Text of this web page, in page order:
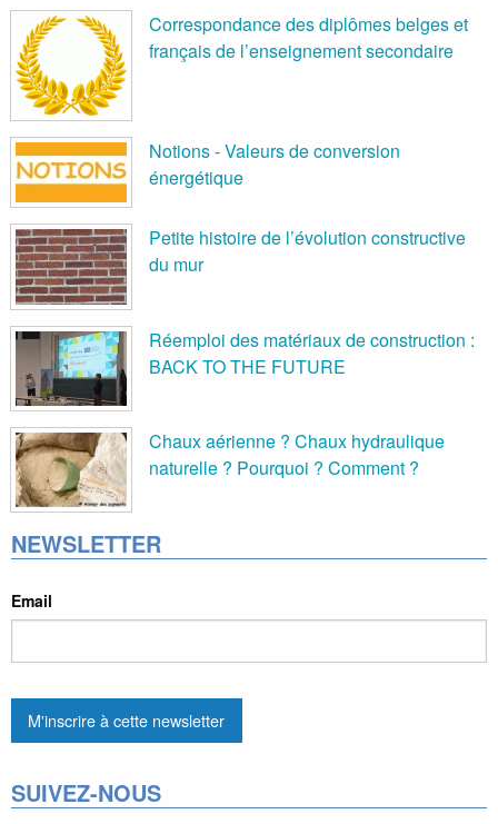
Correspondance des diplômes belges et
français de l’enseignement secondaire
Notions - Valeurs de conversion
énergétique
Petite histoire de l’évolution constructive
du mur
Réemploi des matériaux de construction :
BACK TO THE FUTURE
Chaux aérienne ? Chaux hydraulique
naturelle ? Pourquoi ? Comment ?
NEWSLETTER
Email
SUIVEZ-NOUS